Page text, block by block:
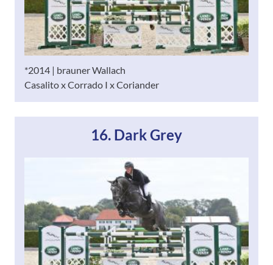
*2014 | brauner Wallach
Casalito x Corrado I x Coriander
16. Dark Grey